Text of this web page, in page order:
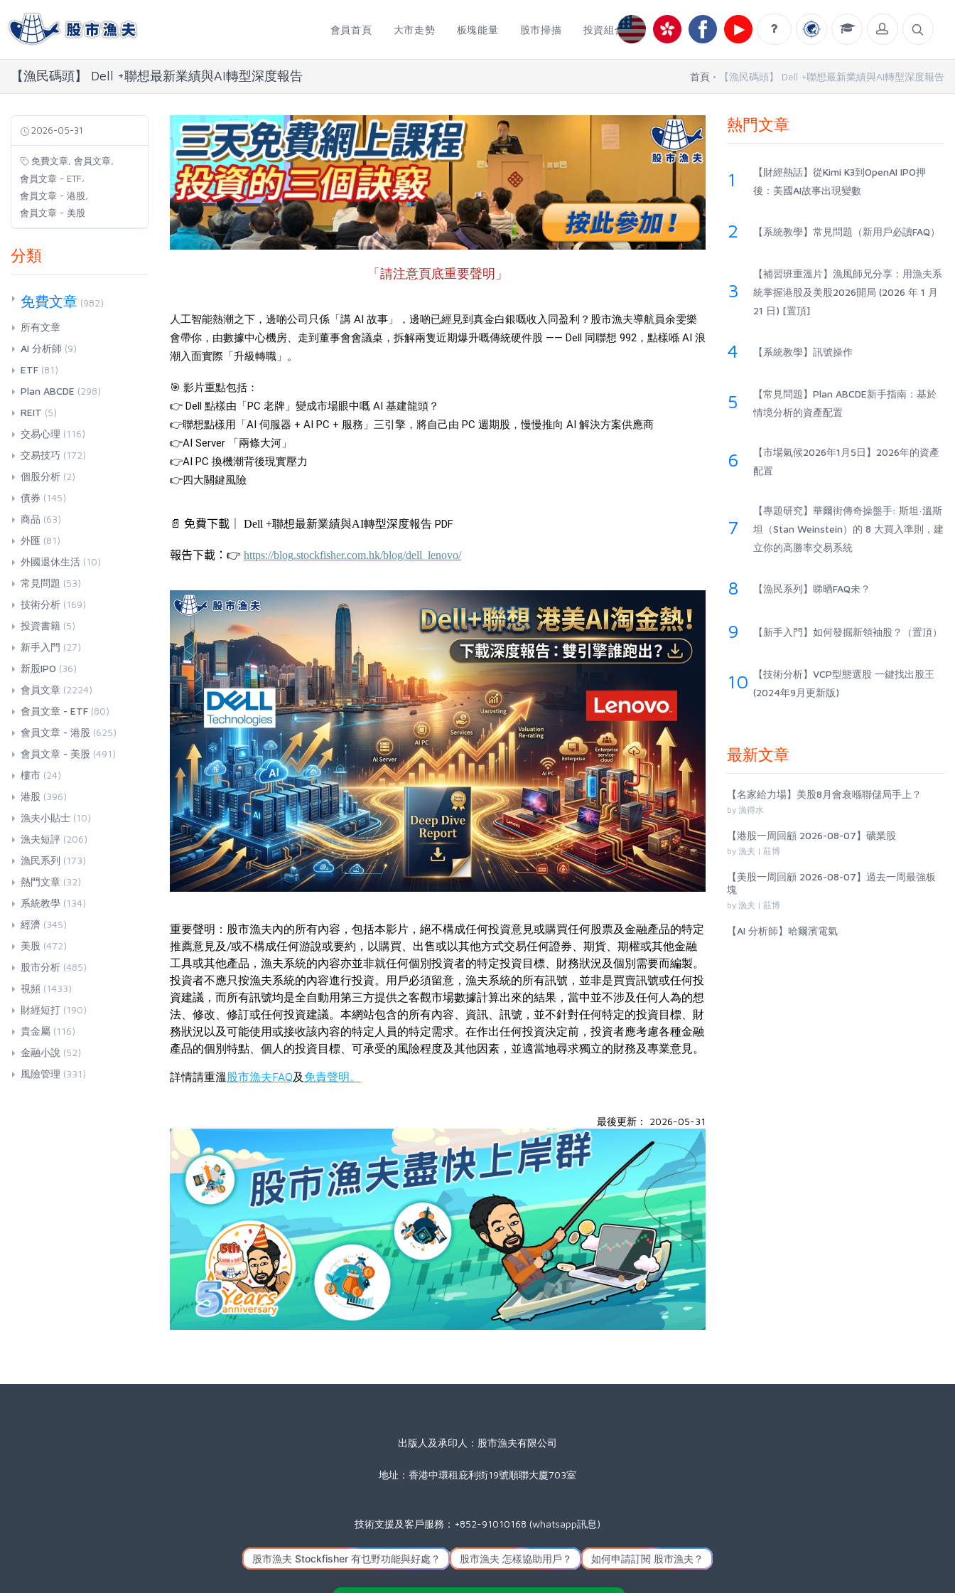
會員首頁 大市走勢 板塊能量 股市掃描 投資組合
【漁民碼頭】 Dell +聯想最新業績與AI轉型深度報告 首頁 【漁民碼頭】 Dell +聯想最新業績與AI轉型深度報告
「請注意頁底重要聲明」
人工智能熱潮之下，邊啲公司只係「講 AI 故事」，邊啲已經見到真金白銀嘅收入同盈利？股市漁夫導航員余雯樂
會帶你，由數據中心機房、走到董事會會議桌，拆解兩隻近期爆升嘅傳統硬件股 —— Dell 同聯想 992，點樣喺 AI 浪
潮入面實際「升級轉職」。
🎯 影片重點包括：
👉 Dell 點樣由「PC 老牌」變成市場眼中嘅 AI 基建龍頭？
👉聯想點樣用「AI 伺服器 + AI PC + 服務」三引擎，將自己由 PC 週期股，慢慢推向 AI 解決方案供應商
👉AI Server 「兩條大河」
👉AI PC 換機潮背後現實壓力
👉四大關鍵風險
📄 免費下載｜ Dell +聯想最新業績與AI轉型深度報告 PDF
報告下載： 👉 https://blog.stockfisher.com.hk/blog/dell_lenovo/
重要聲明：股市漁夫內的所有內容，包括本影片，絕不構成任何投資意見或購買任何股票及金融產品的特定
推薦意見及/或不構成任何游說或要約，以購買、出售或以其他方式交易任何證券、期貨、期權或其他金融
工具或其他產品，漁夫系統的內容亦並非就任何個別投資者的特定投資目標、財務狀況及個別需要而編製。
投資者不應只按漁夫系統的內容進行投資。用戶必須留意，漁夫系統的所有訊號，並非是買賣訊號或任何投
資建議，而所有訊號均是全自動用第三方提供之客觀市場數據計算出來的結果，當中並不涉及任何人為的想
法、修改、修訂或任何投資建議。本網站包含的所有內容、資訊、訊號，並不針對任何特定的投資目標、財
務狀況以及可能使用或接收該內容的特定人員的特定需求。在作出任何投資決定前，投資者應考慮各種金融
產品的個別特點、個人的投資目標、可承受的風險程度及其他因素，並適當地尋求獨立的財務及專業意見。
詳情請重溫 股市漁夫FAQ及 免責聲明。
最後更新： 2026-05-31
熱門文章
1
【財經熱話】從Kimi K3到OpenAI IPO押
後：美國AI故事出現變數
2 【系統教學】常見問題（新用戶必讀FAQ）
3
【補習班重溫片】漁風師兄分享：用漁夫系
統掌握港股及美股2026開局 (2026 年 1 月
21 日) [置頂]
4 【系統教學】訊號操作
5
【常見問題】Plan ABCDE新手指南：基於
情境分析的資產配置
6
【市場氣候2026年1月5日】2026年的資產
配置
7
【專題研究】華爾街傳奇操盤手: 斯坦·溫斯
坦（Stan Weinstein）的 8 大買入準則，建
立你的高勝率交易系統
8 【漁民系列】睇晒FAQ未？
9 【新手入門】如何發掘新領袖股？（置頂）
10
【技術分析】VCP型態選股 一鍵找出股王
(2024年9月更新版)
最新文章
【名家給力場】美股8月會衰喺聯儲局手上？
by 漁得水
【港股一周回顧 2026-08-07】礦業股
by 漁夫 | 莊博
【美股一周回顧 2026-08-07】過去一周最強板
塊
by 漁夫 | 莊博
【AI 分析師】哈爾濱電氣
2026-05-31
免費文章 會員文章
會員文章 - ETF,
會員文章 - 港股
會員文章 - 美股
分類
免費文章 (982)
所有文章
AI 分析師 (9)
ETF (81)
Plan ABCDE (298)
REIT (5)
交易心理 (116)
交易技巧 (172)
個股分析 (2)
債券 (145)
商品 (63)
外匯 (81)
外國退休生活 (10)
常見問題 (53)
技術分析 (169)
投資書籍 (5)
新手入門 (27)
新股IPO (36)
會員文章 (2224)
會員文章 - ETF (80)
會員文章 - 港股 (625)
會員文章 - 美股 (491)
樓市 (24)
港股 (396)
漁夫小貼士 (10)
漁夫短評 (206)
漁民系列 (173)
熱門文章 (32)
系統教學 (134)
經濟 (345)
美股 (472)
股市分析 (485)
視頻 (1433)
財經短打 (190)
貴金屬 (116)
金融小說 (52)
風險管理 (331)
出版人及承印人：股市漁夫有限公司
地址：香港中環租庇利街19號順聯大廈703室
技術支援及客戶服務：+852-91010168 (whatsapp訊息)
星期一至五(公眾假期除外) 09:00 至 17:30